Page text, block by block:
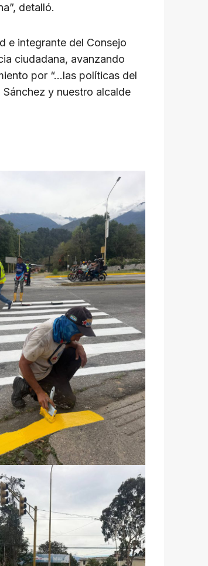
detalló.
e integrante del Consejo
ciudadana, avanzando
por “…las políticas del
y nuestro alcalde